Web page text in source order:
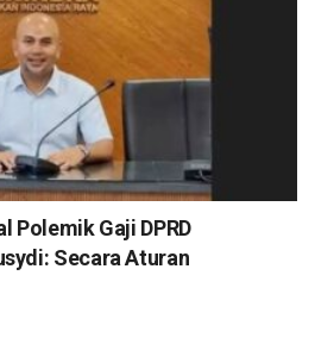
Polemik Gaji DPRD
Secara Aturan